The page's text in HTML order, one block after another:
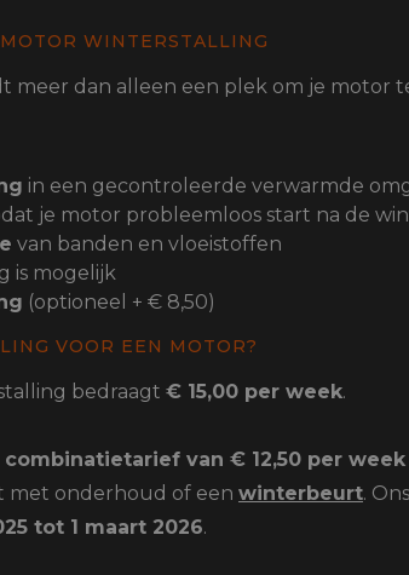
All-Season
Verwarmde
WINTERSTALLING
meer dan alleen een plek om je motor
in een gecontroleerde verwarmde
je motor probleemloos start na de
van banden en vloeistoffen
is mogelijk
(optioneel + € 8,50)
VOOR EEN MOTOR?
bedraagt € 15,00 per week.
combinatietarief van € 12,50 per week
met onderhoud of een winterbeurt.
tot 1 maart 2026.